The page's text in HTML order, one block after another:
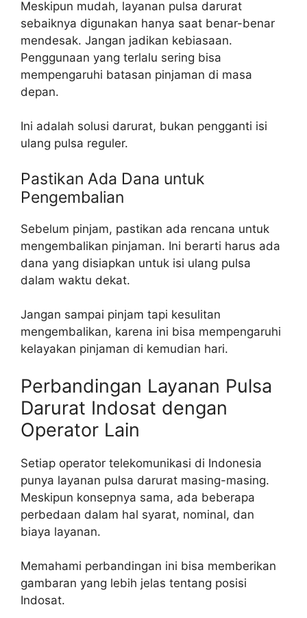
Meskipun mudah, layanan pulsa darurat
sebaiknya digunakan hanya saat benar-benar
mendesak. Jangan jadikan kebiasaan.
Penggunaan yang terlalu sering bisa
mempengaruhi batasan pinjaman di masa
depan.
Ini adalah solusi darurat, bukan pengganti isi
ulang pulsa reguler.
Pastikan Ada Dana untuk
Pengembalian
Sebelum pinjam, pastikan ada rencana untuk
mengembalikan pinjaman. Ini berarti harus ada
dana yang disiapkan untuk isi ulang pulsa
dalam waktu dekat.
Jangan sampai pinjam tapi kesulitan
mengembalikan, karena ini bisa mempengaruhi
kelayakan pinjaman di kemudian hari.
Perbandingan Layanan Pulsa
Darurat Indosat dengan
Operator Lain
Setiap operator telekomunikasi di Indonesia
punya layanan pulsa darurat masing-masing.
Meskipun konsepnya sama, ada beberapa
perbedaan dalam hal syarat, nominal, dan
biaya layanan.
Memahami perbandingan ini bisa memberikan
gambaran yang lebih jelas tentang posisi
Indosat.